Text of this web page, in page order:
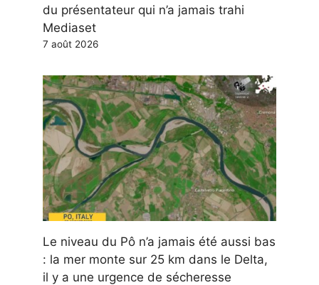
du présentateur qui n’a jamais trahi
Mediaset
7 août 2026
Le niveau du Pô n’a jamais été aussi bas
: la mer monte sur 25 km dans le Delta,
il y a une urgence de sécheresse